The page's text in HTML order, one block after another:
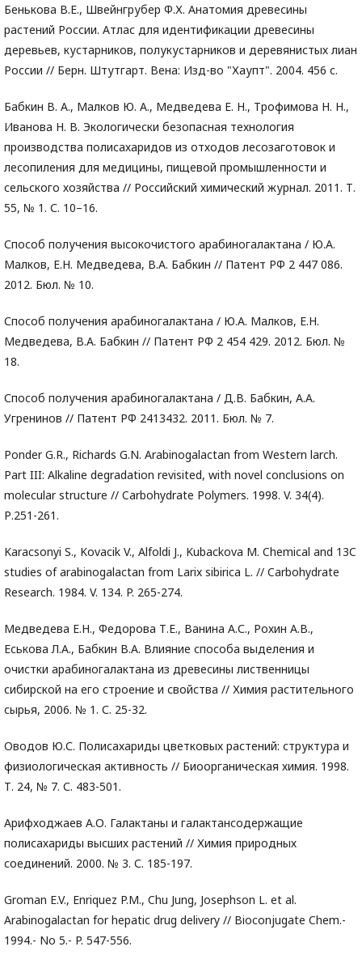
Бенькова В.Е., Швейнгрубер Ф.Х. Анатомия древесины
растений России. Атлас для идентификации древесины
деревьев, кустарников, полукустарников и деревянистых лиан
России // Берн. Штутгарт. Вена: Изд-во "Хаупт". 2004. 456 с.
Бабкин В. А., Малков Ю. А., Медведева Е. Н., Трофимова Н. Н.,
Иванова Н. В. Экологически безопасная технология
производства полисахаридов из отходов лесозаготовок и
лесопиления для медицины, пищевой промышленности и
сельского хозяйства // Российский химический журнал. 2011. Т.
55, № 1. С. 10–16.
Способ получения высокочистого арабиногалактана / Ю.А.
Малков, Е.Н. Медведева, В.А. Бабкин // Патент РФ 2 447 086.
2012. Бюл. № 10.
Способ получения арабиногалактана / Ю.А. Малков, Е.Н.
Медведева, В.А. Бабкин // Патент РФ 2 454 429. 2012. Бюл. №
18.
Способ получения арабиногалактана / Д.В. Бабкин, А.А.
Угренинов // Патент РФ 2413432. 2011. Бюл. № 7.
Ponder G.R., Richards G.N. Arabinogalactan from Western larch.
Part III: Alkaline degradation revisited, with novel conclusions on
molecular structure // Carbohydrate Polymers. 1998. V. 34(4).
Р.251-261.
Karacsonyi S., Kovacik V., Alfoldi J., Kubackova M. Chemical and 13C
studies of arabinogalactan from Larix sibirica L. // Carbohydrate
Research. 1984. V. 134. P. 265-274.
Медведева Е.Н., Федорова Т.Е., Ванина А.С., Рохин А.В.,
Еськова Л.А., Бабкин В.А. Влияние способа выделения и
очистки арабиногалактана из древесины лиственницы
сибирской на его строение и свойства // Химия растительного
сырья, 2006. № 1. С. 25-32.
Оводов Ю.С. Полисахариды цветковых растений: структура и
физиологическая активность // Биоорганическая химия. 1998.
Т. 24, № 7. С. 483-501.
Арифходжаев А.О. Галактаны и галактансодержащие
полисахариды высших растений // Химия природных
соединений. 2000. № 3. С. 185-197.
Groman E.V., Enriquez P.M., Chu Jung, Josephson L. et al.
Arabinogalactan for hepatic drug delivery // Bioconjugate Chem.-
1994.- No 5.- P. 547-556.